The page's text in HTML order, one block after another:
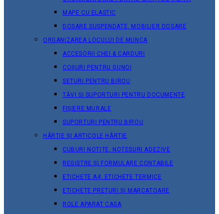
MAPE CU ELASTIC
DOSARE SUSPENDATE, MOBILIER DOSARE
ORGANIZAREA LOCULUI DE MUNCA
ACCESORII CHEI & СARDURI
COȘURI PENTRU GUNOI
SETURI PENTRU BIROU
TĂVI ȘI SUPORTURI PENTRU DOCUMENTE
FIȘIERE MURALE
SUPORTURI PENTRU BIROU
HÂRTIE ȘI ARTICOLE HÂRTIE
CUBURI NOTIȚE, NOTESURI ADEZIVE
REGISTRE ȘI FORMULARE CONTABILE
ETICHETE A4, ETICHETE TERMICE
ETICHETE PRETURI ȘI MARCATOARE
ROLE APARAT CASA